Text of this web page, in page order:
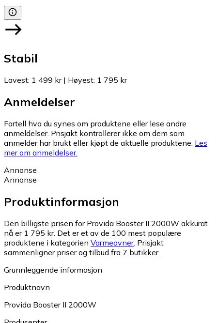
Stabil
Lavest: 1 499 kr| Høyest: 1 795 kr
Anmeldelser
Fortell hva du synes om produktene eller lese andre
anmeldelser. Prisjakt kontrollerer ikke om dem som
anmelder har brukt eller kjøpt de aktuelle produktene. Les
mer om anmeldelser.
Annonse
Annonse
Produktinformasjon
Den billigste prisen for Provida Booster II 2000W akkurat
nå er 1 795 kr. Det er et av de 100 mest populære
produktene i kategorien Varmeovner. Prisjakt
sammenligner priser og tilbud fra 7 butikker.
Grunnleggende informasjon
Produktnavn
Provida Booster II 2000W